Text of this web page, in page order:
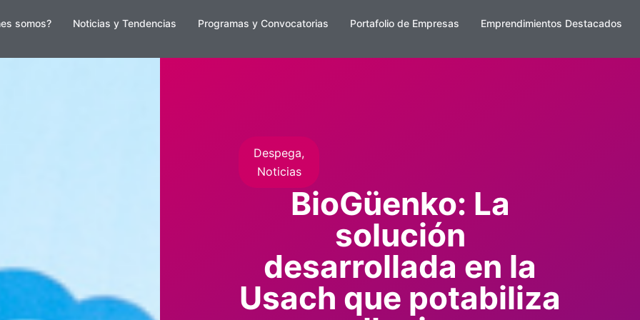
somos? Noticias y Tendencias Programas y Convocatorias Portafolio de Empresas Emprendimientos Destacados
Despega,
Noticias
BioGüenko: La
solución
desarrollada en la
Usach que potabiliza